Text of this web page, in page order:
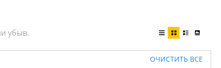
ОЧИСТИТЬ ВСЕ